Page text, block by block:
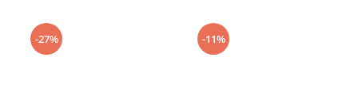
-27% -11%